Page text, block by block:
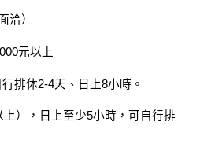
洽）
元以上
排休2-4天、日上8小時。
），日上至少5小時，可自行排